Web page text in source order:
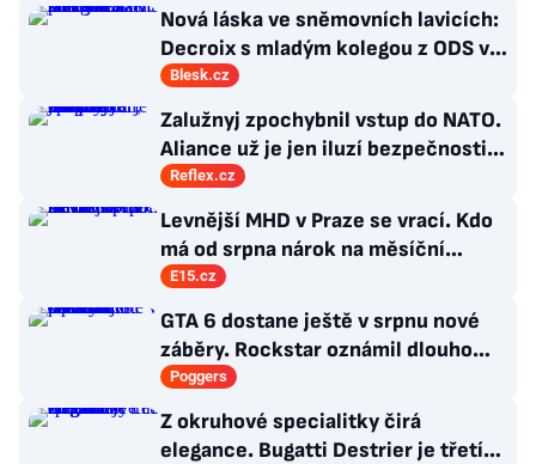
Nová láska ve sněmovních lavicích:
Decroix s mladým kolegou z ODS v
bazénu pod Sněžkou
Blesk.cz
Zalužnyj zpochybnil vstup do NATO.
Aliance už je jen iluzí bezpečnosti,
řídí ji staré doktríny
Reflex.cz
Levnější MHD v Praze se vrací. Kdo
má od srpna nárok na měsíční
kupón za 165 korun?
E15.cz
GTA 6 dostane ještě v srpnu nové
záběry. Rockstar oznámil dlouho
očekávanou prezentaci
Poggers
Z okruhové specialitky čirá
elegance. Bugatti Destrier je třetí